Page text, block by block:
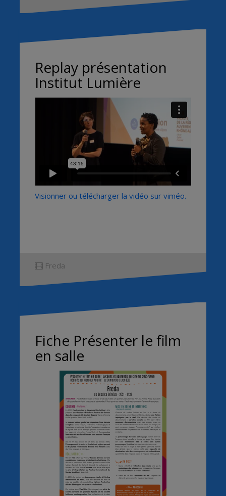
Replay présentation
Institut Lumière
Visionner ou télécharger la vidéo sur viméo.
Freda
Fiche Présenter le film
en salle